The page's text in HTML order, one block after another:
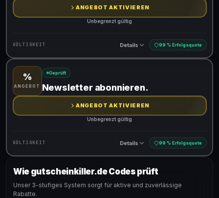
ANGEBOT AKTIVIEREN
Unbegrenzt gültig
GÜLTIGKEIT Details 99 % Erfolgsquote
Gültig für teilnehmende Produkte
%
ANGEBOT
Geprüft
Newsletter abonnieren.
ANGEBOT AKTIVIEREN
Unbegrenzt gültig
GÜLTIGKEIT Details 99 % Erfolgsquote
Gültig für teilnehmende Produkte
Wie gutscheinkiller.de Codes prüft
Unser 3-stufiges System sorgt für aktive und zuverlässige
Rabatte.